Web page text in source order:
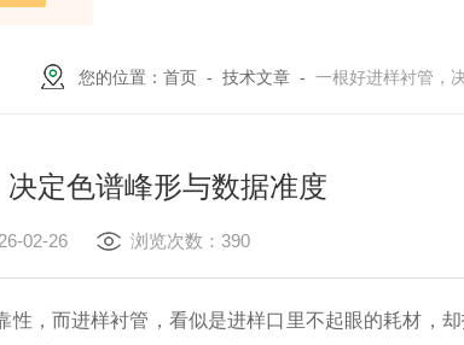
您的位置： 首页 - 技术文章 - 一根好进样衬管，
定色谱峰形与数据准度
02-26 浏览次数：390
而进样衬管，看似是进样口里不起眼的耗材，却